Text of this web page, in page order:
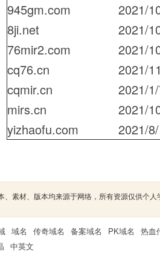
945gm.com
2021/
8ji.net
2021/
76mir2.com
2021/
cq76.cn
2021/
cqmir.cn
2021/
mirs.cn
2021/
yizhaofu.com
2021/
、素材、版本均来源于网络，所有资源仅供个
域名 传奇域名 备案域名 PK域名
热血
中英文